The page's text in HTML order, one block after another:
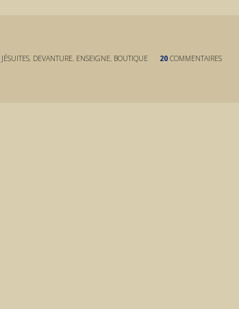
JÉSUITES, DEVANTURE, ENSEIGNE, BOUTIQUE 20 COMMENTAIRES